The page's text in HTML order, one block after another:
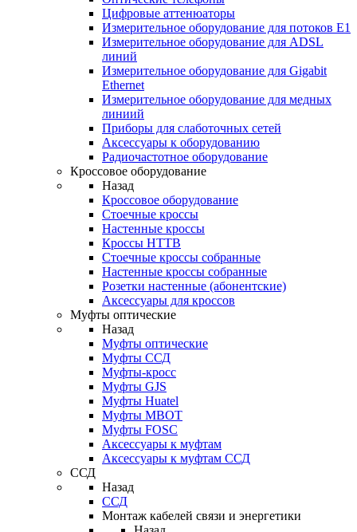
Цифровые аттенюаторы
Измерительное оборудование для потоков Е1
Измерительное оборудование для ADSL
линий
Измерительное оборудование для Gigabit
Ethernet
Измерительное оборудование для медных
линиий
Приборы для слаботочных сетей
Аксессуары к оборудованию
Радиочастотное оборудование
Кроссовое оборудование
Назад
Кроссовое оборудование
Стоечные кроссы
Настенные кроссы
Кроссы HTTB
Стоечные кроссы собранные
Настенные кроссы собранные
Розетки настенные (абонентские)
Аксессуары для кроссов
Муфты оптические
Назад
Муфты оптические
Муфты ССД
Муфты-кросс
Муфты GJS
Муфты Huatel
Муфты МВОТ
Муфты FOSC
Аксессуары к муфтам
Аксессуары к муфтам ССД
ССД
Назад
ССД
Монтаж кабелей связи и энергетики